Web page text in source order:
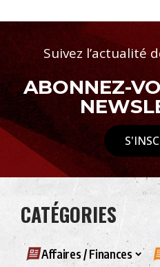
Suivez l’actualité
ABONNEZ-
CATÉGORIES
Affaires / Finances